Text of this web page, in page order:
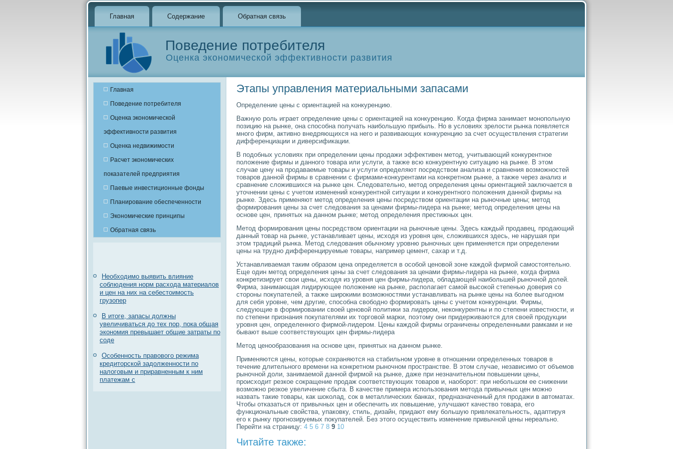
Главная Содержание Обратная связь
Поведение потребителя
Оценка экономической эффективности развития
Главная
Поведение потребителя
Оценка экономической
эффективности развития
Оценка недвижимости
Расчет экономических
показателей предприятия
Паевые инвестиционные фонды
Планирование обеспеченности
Экономические принципы
Обратная связь
Необходимо выявить влияние
соблюдения норм расхода материалов
и цен на них на себестоимость
грузопер
В итоге, запасы должны
увеличиваться до тех пор, пока общая
экономия превышает общие затраты по
соде
Особенность правового режима
кредиторской задолженности по
налоговым и приравненным к ним
платежам с
Этапы управления материальными запасами
Определение цены с ориентацией на конкуренцию.
Важную роль играет определение цены с ориентацией на конкуренцию. Когда фирма занимает монопольную
позицию на рынке, она способна получать наибольшую прибыль. Но в условиях зрелости рынка появляется
много фирм, активно внедряющихся на него и развивающих конкуренцию за счет осуществления стратегии
дифференциации и диверсификации.
В подобных условиях при определении цены продажи эффективен метод, учитывающий конкурентное
положение фирмы и данного товара или услуги, а также всю конкурентную ситуацию на рынке. В этом
случае цену на продаваемые товары и услуги определяют посредством анализа и сравнения возможностей
товаров данной фирмы в сравнении с фирмами-конкурентами на конкретном рынке, а также через анализ и
сравнение сложившихся на рынке цен. Следовательно, метод определения цены ориентацией заключается в
уточнении цены с учетом изменений конкурентной ситуации и конкурентного положения данной фирмы на
рынке. Здесь применяют метод определения цены посредством ориентации на рыночные цены; метод
формирования цены за счет следования за ценами фирмы-лидера на рынке; метод определения цены на
основе цен, принятых на данном рынке; метод определения престижных цен.
Метод формирования цены посредством ориентации на рыночные цены. Здесь каждый продавец, продающий
данный товар на рынке, устанавливает цены, исходя из уровня цен, сложившихся здесь, не нарушая при
этом традиций рынка. Метод следования обычному уровню рыночных цен применяется при определении
цены на трудно дифференцируемые товары, например цемент, сахар и т.д.
Устанавливаемая таким образом цена определяется в особой ценовой зоне каждой фирмой самостоятельно.
Еще один метод определения цены за счет следования за ценами фирмы-лидера на рынке, когда фирма
конкретизирует свои цены, исходя из уровня цен фирмы-лидера, обладающей наибольшей рыночной долей.
Фирма, занимающая лидирующее положение на рынке, располагает самой высокой степенью доверия со
стороны покупателей, а также широкими возможностями устанавливать на рынке цены на более выгодном
для себя уровне, чем другие, способна свободно формировать цены с учетом конкуренции. Фирмы,
следующие в формировании своей ценовой политики за лидером, неконкурентны и по степени известности, и
по степени признания покупателями их торговой марки, поэтому они придерживаются для своей продукции
уровня цен, определенного фирмой-лидером. Цены каждой фирмы ограничены определенными рамками и не
бывают выше соответствующих цен фирмы-лидера
Метод ценообразования на основе цен, принятых на данном рынке.
Применяются цены, которые сохраняются на стабильном уровне в отношении определенных товаров в
течение длительного времени на конкретном рыночном пространстве. В этом случае, независимо от объемов
рыночной доли, занимаемой данной фирмой на рынке, даже при незначительном повышении цены,
происходит резкое сокращение продаж соответствующих товаров и, наоборот: при небольшом ее снижении
возможно резкое увеличение сбыта. В качестве примера использования метода привычных цен можно
назвать такие товары, как шоколад, сок в металлических банках, предназначенный для продажи в автоматах.
Чтобы отказаться от привычных цен и обеспечить их повышение, улучшают качество товара, его
функциональные свойства, упаковку, стиль, дизайн, придают ему большую привлекательность, адаптируя
его к рынку прогнозируемых покупателей. Без этого осуществить изменение привычной цены нереально.
Перейти на страницу: 4 5 6 7 8 9 10
Читайте также: